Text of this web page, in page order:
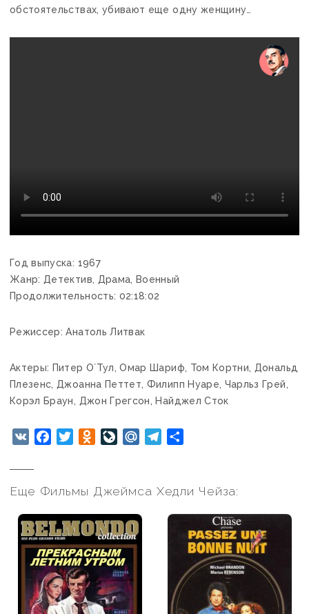
обстоятельствах, убивают еще одну женщину…
Год выпуска: 1967
Жанр: Детектив, Драма, Военный
Продолжительность: 02:18:02
Режиссер: Анатоль Литвак
Актеры: Питер О`Тул, Омар Шариф, Том Кортни, Дональд
Плезенс, Джоанна Петтет, Филипп Нуаре, Чарльз Грей,
Корэл Браун, Джон Грегсон, Найджел Сток
VK Facebook
TwitterOdnoklassniki
LiveJournal
Mail.RuTelegram
Еще Фильмы Джеймса Хедли Чейза: